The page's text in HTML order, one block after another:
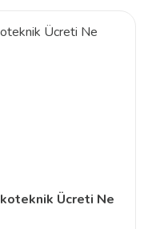
Ücreti Ne